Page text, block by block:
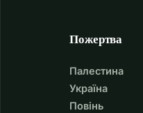
Пожертва
Палестина
Україна
Повінь